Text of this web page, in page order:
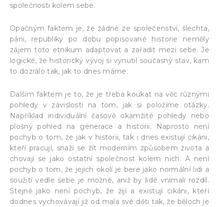
společnosti kolem sebe.
Opačným faktem je, že žádné ze společenství, šlechta,
páni, republiky po dobu popisované historie neměly
zájem toto etnikum adaptovat a zařadit mezi sebe. Je
logické, že historický vývoj si vynutil současný stav, kam
to dozrálo tak, jak to dnes máme.
Dalším faktem je to, že je třeba koukat na věc různými
pohledy v závislosti na tom, jak si položíme otázky.
Například individuální časově okamžité pohledy nebo
plošný pohled na generace a historii. Naprosto není
pochyb o tom, že jak v historii, tak i dnes existují cikáni,
kteří pracují, snaží se žít moderním způsobem života a
chovají se jako ostatní společnost kolem nich. A není
pochyb o tom, že jejich okolí je bere jako normální lidi a
soužití vedle sebe je možné, aniž by lidé vnímali rozdíl.
Stejně jako není pochyb, že žijí a existují cikáni, kteří
dodnes vychovávají již od mala své děti tak, že běloch je